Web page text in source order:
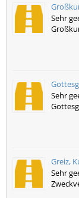
Sehr
Sehr
Greiz,
Sehr